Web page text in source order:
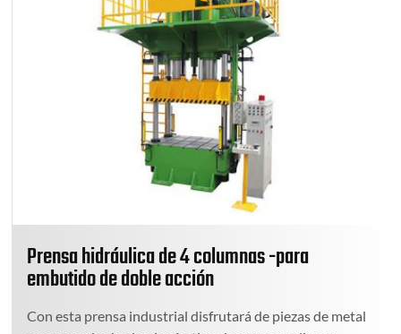
Prensa hidráulica de 4 columnas -para
embutido de doble acción
Con esta prensa industrial disfrutará de piezas de metal